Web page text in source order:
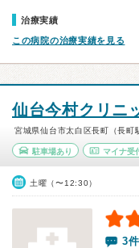
治療実績
この病院の治療実績を見る
仙台今村クリニ
宮城県仙台市太白区長町（長町
駐車場あり マイナ受
土曜（〜12:30）
3件